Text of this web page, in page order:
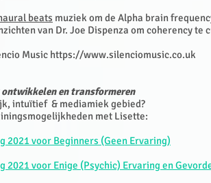
beats muziek om de Alpha brain
van Dr. Joe Dispenza om coherency te
Music https://www.silenciomusic.co.uk
en transformeren
intuïtief & mediamiek gebied?
met Lisette:
2021 voor Beginners (Geen Ervaring)
2021 voor Enige (Psychic) Ervaring en